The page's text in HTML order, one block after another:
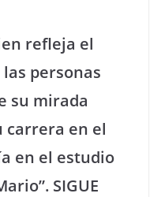
refleja el
personas
su mirada
carrera en el
en el estudio
SIGUE